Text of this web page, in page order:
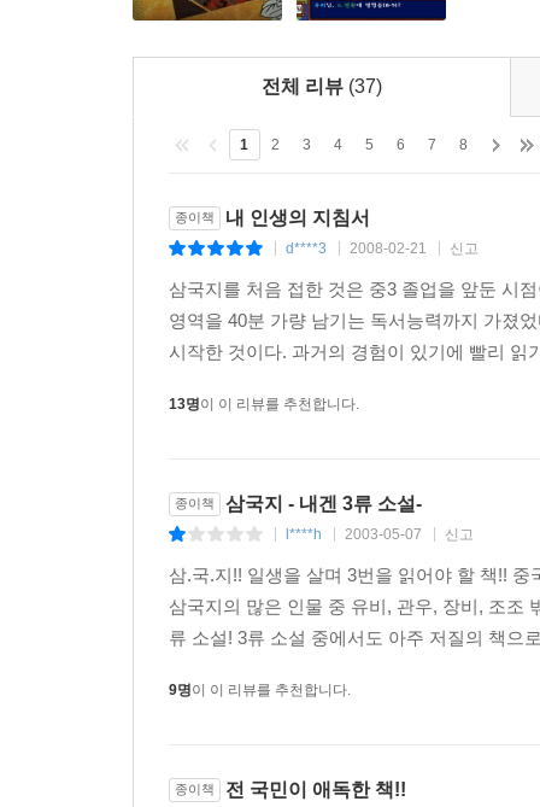
전체 리뷰 (37)
1 2 3 4 5 6 7 8
종이책 내 인생의 지침서
d****3 2008-02-21 신고
삼국지를 처음 접한 것은 중3 졸업을 앞둔 시
영역을 40분 가량 남기는 독서능력까지 가졌
시작한 것이다. 과거의 경험이 있기에 빨리
13명이 이 리뷰를 추천합니다.
종이책 삼국지 - 내겐 3류 소설-
l****h 2003-05-07 신고
삼.국.지!! 일생을 살며 3번을 읽어야 할 책!!
삼국지의 많은 인물 중 유비, 관우, 장비, 조조
류 소설! 3류 소설 중에서도 아주 저질의 책으
9명이 이 리뷰를 추천합니다.
종이책 전 국민이 애독한 책!!